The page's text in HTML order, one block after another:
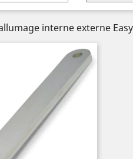
interne externe